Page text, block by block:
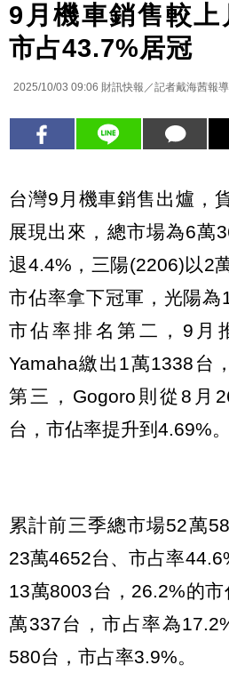
9月機車銷售較
市占43.7%居冠
2025/10/03 09:06 財訊快報／記者戴海茜報導
台灣9月機車銷售出爐，
展現出來，總市場為6萬
退4.4%，三陽(2206)以2
市佔率拿下冠軍，光陽為
市佔率排名第二，9月
Yamaha繳出1萬1338台
第三，Gogoro則從8月
台，市佔率提升到4.69%。
累計前三季總市場52萬
23萬4652台、市占率
13萬8003台，26.2%的
萬337台，市占率為
580台，市占率3.9%。